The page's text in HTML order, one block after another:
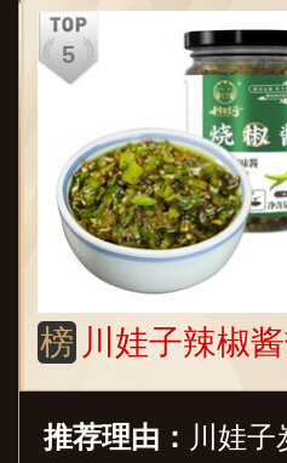
榜 川娃子辣椒
推荐理由： 川娃